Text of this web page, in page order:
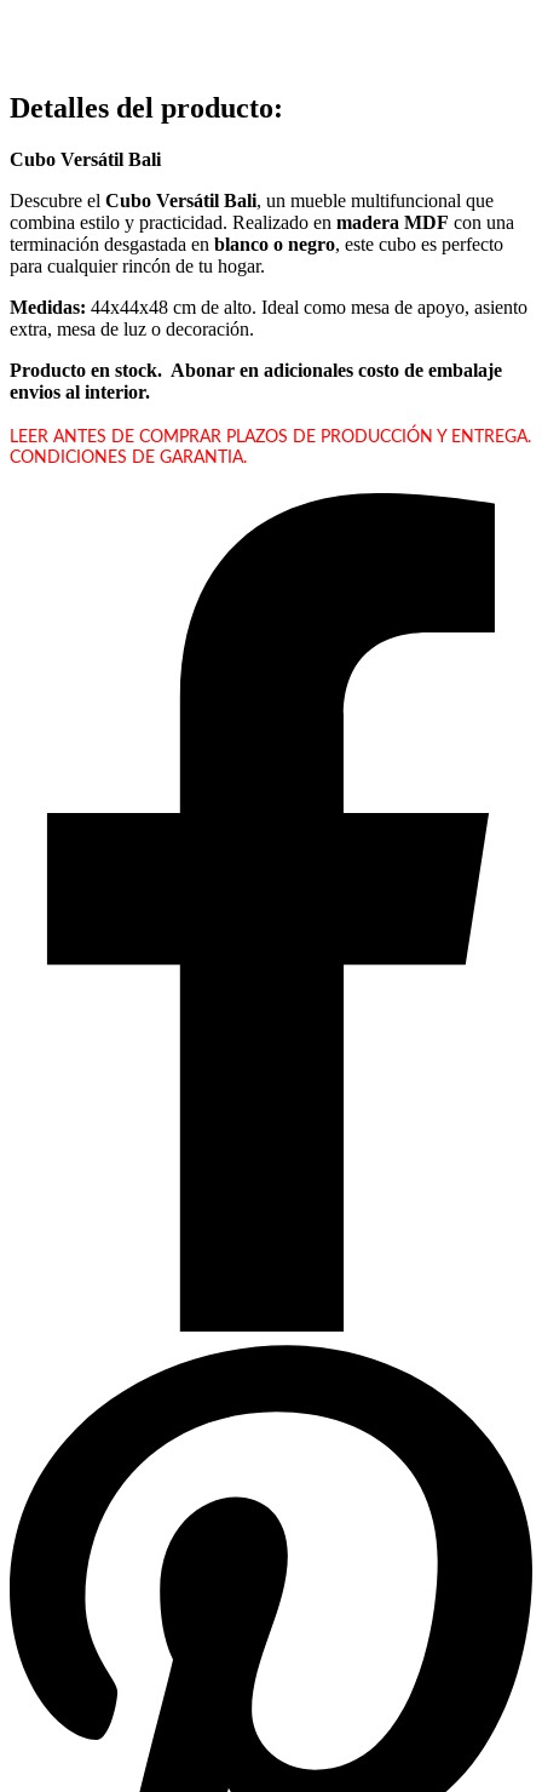
Detalles del producto:
Cubo Versátil Bali
Descubre el Cubo Versátil Bali, un mueble multifuncional que
combina estilo y practicidad. Realizado en madera MDF con una
terminación desgastada en blanco o negro, este cubo es perfecto
para cualquier rincón de tu hogar.
Medidas: 44x44x48 cm de alto. Ideal como mesa de apoyo, asiento
extra, mesa de luz o decoración.
Producto en stock. Abonar en adicionales costo de embalaje
envios al interior.
LEER ANTES DE COMPRAR PLAZOS DE PRODUCCIÓN Y ENTREGA.
CONDICIONES DE GARANTIA.